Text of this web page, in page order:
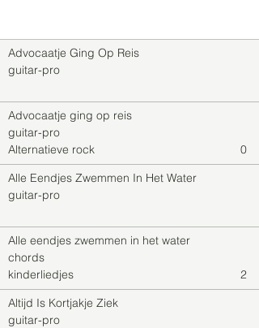
Advocaatje Ging Op Reis
guitar-pro
Advocaatje ging op reis
guitar-pro
Alternatieve rock
0
Alle Eendjes Zwemmen In Het Water
guitar-pro
Alle eendjes zwemmen in het water
chords
kinderliedjes
2
Altijd Is Kortjakje Ziek
guitar-pro